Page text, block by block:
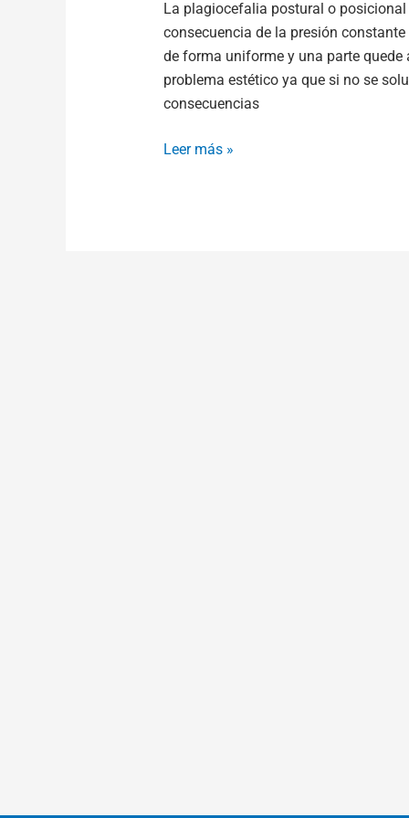
La plagiocefalia postural o
consecuencia de la presión
de forma uniforme y una parte
problema estético ya que si no se
consecuencias
Leer más »